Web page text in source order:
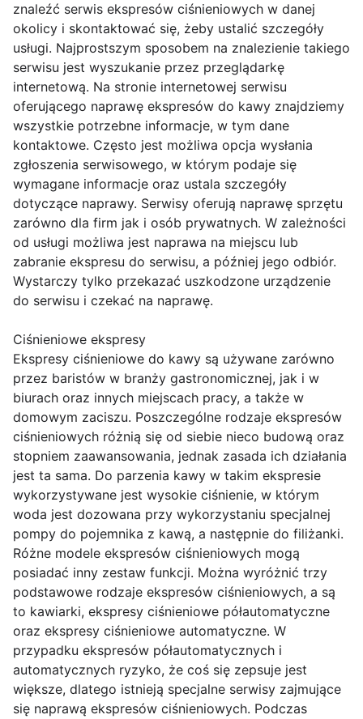
znaleźć serwis ekspresów ciśnieniowych w danej
okolicy i skontaktować się, żeby ustalić szczegóły
usługi. Najprostszym sposobem na znalezienie takiego
serwisu jest wyszukanie przez przeglądarkę
internetową. Na stronie internetowej serwisu
oferującego naprawę ekspresów do kawy znajdziemy
wszystkie potrzebne informacje, w tym dane
kontaktowe. Często jest możliwa opcja wysłania
zgłoszenia serwisowego, w którym podaje się
wymagane informacje oraz ustala szczegóły
dotyczące naprawy. Serwisy oferują naprawę sprzętu
zarówno dla firm jak i osób prywatnych. W zależności
od usługi możliwa jest naprawa na miejscu lub
zabranie ekspresu do serwisu, a później jego odbiór.
Wystarczy tylko przekazać uszkodzone urządzenie
do serwisu i czekać na naprawę.
Ciśnieniowe ekspresy
Ekspresy ciśnieniowe do kawy są używane zarówno
przez baristów w branży gastronomicznej, jak i w
biurach oraz innych miejscach pracy, a także w
domowym zaciszu. Poszczególne rodzaje ekspresów
ciśnieniowych różnią się od siebie nieco budową oraz
stopniem zaawansowania, jednak zasada ich działania
jest ta sama. Do parzenia kawy w takim ekspresie
wykorzystywane jest wysokie ciśnienie, w którym
woda jest dozowana przy wykorzystaniu specjalnej
pompy do pojemnika z kawą, a następnie do filiżanki.
Różne modele ekspresów ciśnieniowych mogą
posiadać inny zestaw funkcji. Można wyróżnić trzy
podstawowe rodzaje ekspresów ciśnieniowych, a są
to kawiarki, ekspresy ciśnieniowe półautomatyczne
oraz ekspresy ciśnieniowe automatyczne. W
przypadku ekspresów półautomatycznych i
automatycznych ryzyko, że coś się zepsuje jest
większe, dlatego istnieją specjalne serwisy zajmujące
się naprawą ekspresów ciśnieniowych. Podczas